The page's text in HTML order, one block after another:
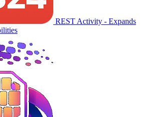
REST Activity - Expands